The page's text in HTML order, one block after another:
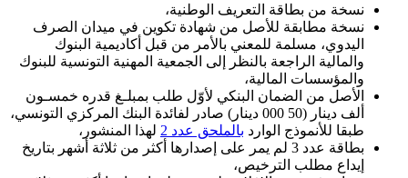
نسخة من بطاقة التعريف الوطنية،
نسخة مطابقة للأصل من شهادة تكوين في ميدان الصرف
اليدوي، مسلمة للمعني بالأمر من قبل أكاديمية البنوك
والمالية الراجعة بالنظر إلى الجمعية المهنية التونسية للبنوك
والمؤسسات المالية،
الأصل من الضمان البنكي لأوّل طلب بمبلـغ قدره خمسـون
ألف دينار (50 000 دينار) صادر لفائدة البنك المركزي التونسي،
طبقا للأنموذج الوارد بالملحق عدد 2
لهذا المنشور،
بطاقة عدد 3 لم يمر على إصدارها أكثر من ثلاثة أشهر بتاريخ
إيداع مطلب الترخيص،